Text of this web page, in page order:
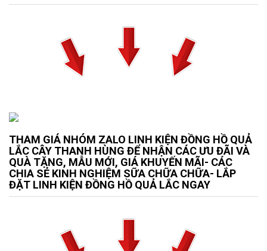
THAM GIÁ NHÓM ZALO LINH KIỆN ĐỒNG HỒ QUẢ
LẮC CÂY THANH HÙNG ĐỂ NHẬN CÁC ƯU ĐÃI VÀ
QUÀ TẶNG, MẪU MỚI, GIÁ KHUYẾN MÃI- CÁC
CHIA SẺ KINH NGHIỆM SỮA CHỮA CHỮA- LẮP
ĐẶT LINH KIỆN ĐỒNG HỒ QUẢ LẮC NGAY